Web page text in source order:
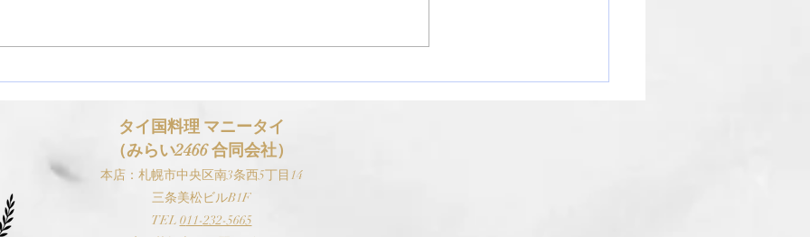
ールについて
タイ国料理 マニータイ
（みらい2466 合同会社）
本店：札幌市中央区南3条西5丁目14
三条美松ビルB1F
TEL 011-232-5665